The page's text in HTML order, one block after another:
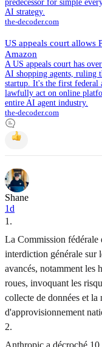
predecessor for simple
AI strategy.
the-decoder.com
US appeals court allows
Amazon
A US appeals court has
AI shopping agents, ruling
startup. It's the first federal
lawfully act on online
entire AI agent industry.
the-decoder.com
Shane
1d
1 .
La Commission fédérale
interdiction générale sur
avancés, notamment les
roues, invoquant les
collecte de données et la
d'approvisionnement
2.